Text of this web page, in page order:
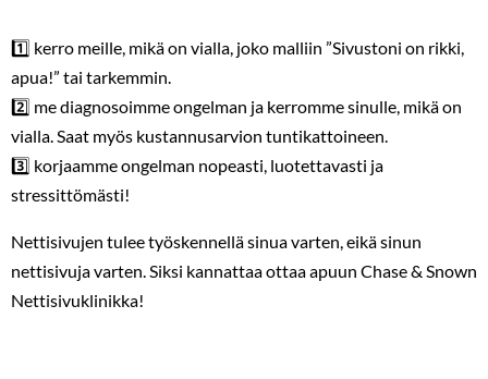
1️⃣ kerro meille, mikä on vialla, joko malliin ”Sivustoni on rikki,
apua!” tai tarkemmin.
2️⃣ me diagnosoimme ongelman ja kerromme sinulle, mikä on
vialla. Saat myös kustannusarvion tuntikattoineen.
3️⃣ korjaamme ongelman nopeasti, luotettavasti ja
stressittömästi!
Nettisivujen tulee työskennellä sinua varten, eikä sinun
nettisivuja varten. Siksi kannattaa ottaa apuun Chase & Snown
Nettisivuklinikka!